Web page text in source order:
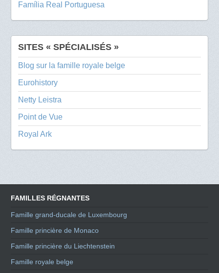
Família Real Portuguesa
SITES « SPÉCIALISÉS »
Blog sur la famille royale belge
Eurohistory
Netty Leistra
Point de Vue
Royal Ark
FAMILLES RÉGNANTES
Famille grand-ducale de Luxembourg
Famille princière de Monaco
Famille princière du Liechtenstein
Famille royale belge